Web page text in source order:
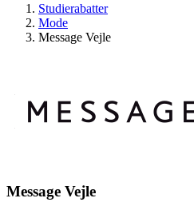
Studierabatter
Mode
Message Vejle
Message Vejle